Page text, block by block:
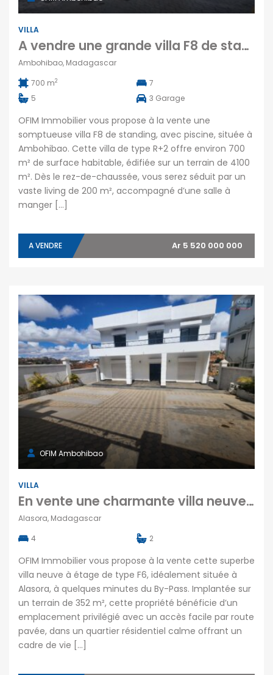
VILLA
A vendre une grande villa F8 de standing avec piscine sur 4100 m² de terrain à Ambohibao
Ambohibao, Madagascar
700 m2
7
5
3 Garage
OFIM Immobilier vous propose à la vente une
somptueuse villa F8 de standing, avec piscine, située à
Ambohibao. Cette villa de type R+2 offre environ 700
m² de surface habitable, édifiée sur un terrain de 4100
m². Dès le rez-de-chaussée, vous serez séduit par un
vaste living de 200 m², accompagné d’une salle à
manger […]
A VENDRE Ar 5 520 000 000
OFIM Ambohibao
VILLA
En vente une charmante villa neuve type F6 sur un terrain de 352 m2 située à Alasora Madagascar
Alasora, Madagascar
4
2
OFIM Immobilier vous propose à la vente cette superbe
villa neuve à étage de type F6, idéalement située à
Alasora, à quelques minutes du By-Pass. Implantée sur
un terrain de 352 m², cette propriété bénéficie d’un
emplacement privilégié avec un accès facile par route
pavée, dans un quartier résidentiel calme offrant un
cadre de vie […]